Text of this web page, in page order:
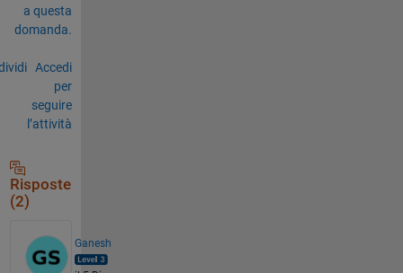
a questa
domanda.
Accedi
per
seguire
l’attività
Risposte
(2)
Ganesh